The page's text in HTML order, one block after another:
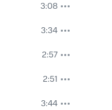
3:08
3:34
2:57
2:51
3:44